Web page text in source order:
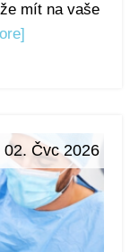
mít na vaše
02. Čvc 2026